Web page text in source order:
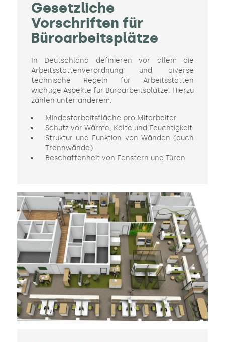
Gesetzliche
Vorschriften für
Büroarbeitsplätze
In Deutschland definieren vor allem die
Arbeitsstättenverordnung und diverse
technische Regeln für Arbeitsstätten
wichtige Aspekte für Büroarbeitsplätze. Hierzu
zählen unter anderem:
Mindestarbeitsfläche pro Mitarbeiter
Schutz vor Wärme, Kälte und Feuchtigkeit
Struktur und Funktion von Wänden (auch
Trennwände)
Beschaffenheit von Fenstern und Türen